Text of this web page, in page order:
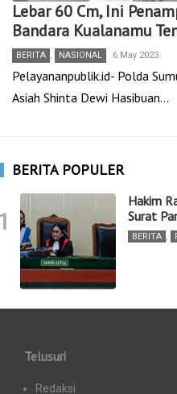
Lebar 60 Cm, Ini
Bandara Kualanamu
BERITA , NASIONAL 6 May 2023
Pelayananpublik.id- Polda
Asiah Shinta Dewi Hasibuan…
BERITA POPULER
Hakim
Surat
BERITA ,
Telusuri
Redaksi